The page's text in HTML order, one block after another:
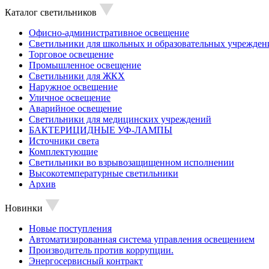
Каталог светильников
Офисно-административное освещение
Светильники для школьных и образовательных
Торговое освещение
Промышленное освещение
Светильники для ЖКХ
Наружное освещение
Уличное освещение
Аварийное освещение
Светильники для медицинских учреждений
БАКТЕРИЦИДНЫЕ УФ-ЛАМПЫ
Источники света
Комплектующие
Светильники во взрывозащищенном исполнении
Высокотемпературные светильники
Архив
Новинки
Новые поступления
Автоматизированная система управления освещением
Производитель против коррупции.
Энергосервисный контракт